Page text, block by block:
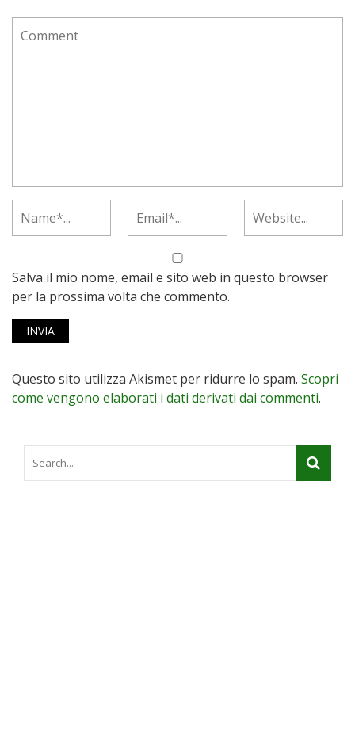
Salva il mio nome, email e sito web in questo browser
per la prossima volta che commento.
Questo sito utilizza Akismet per ridurre lo spam. Scopri
come vengono elaborati i dati derivati dai commenti.